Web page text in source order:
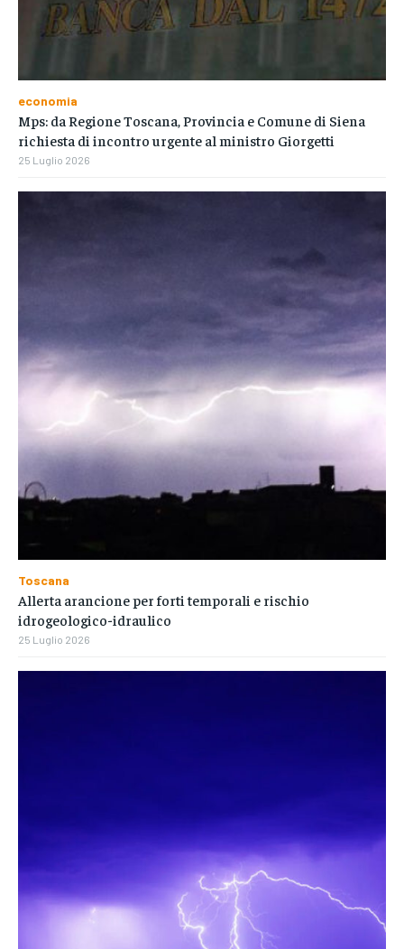
economia
Mps: da Regione Toscana, Provincia e Comune di Siena
richiesta di incontro urgente al ministro Giorgetti
25 Luglio 2026
Toscana
Allerta arancione per forti temporali e rischio
idrogeologico-idraulico
25 Luglio 2026